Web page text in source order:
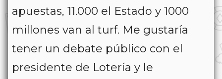
apuestas, 11.000 el Estado y 1000
millones van al turf. Me gustaría
tener un debate público con el
presidente de Lotería y le